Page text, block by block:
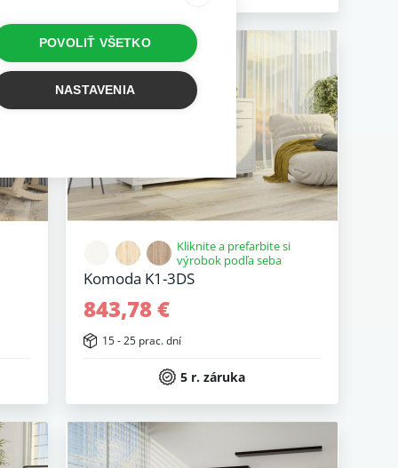
Kliknite a prefarbite si
výrobok podľa seba
Komoda K1-3DS
843,78 €
15 - 25 prac. dní
5 r. záruka
POVOLIŤ VŠETKO
NASTAVENIA